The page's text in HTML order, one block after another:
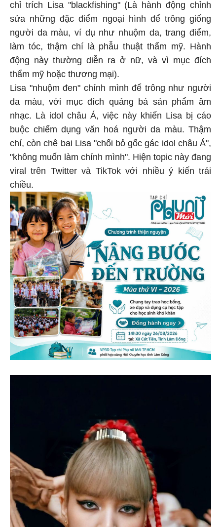
chỉ trích Lisa "blackfishing" (Là hành động chỉnh
sửa những đặc điểm ngoại hình để trông giống
người da màu, ví dụ như nhuộm da, trang điểm,
làm tóc, thậm chí là phẫu thuật thẩm mỹ. Hành
động này thường diễn ra ở nữ, và vì mục đích
thẩm mỹ hoặc thương mại).
Lisa "nhuộm đen" chính mình để trông như người
da màu, với mục đích quảng bá sản phẩm âm
nhạc. Là idol châu Á, việc này khiến Lisa bị cáo
buộc chiếm dụng văn hoá người da màu. Thậm
chí, còn chê bai Lisa "chối bỏ gốc gác idol châu Á",
"không muốn làm chính mình". Hiện topic này đang
viral trên Twitter và TikTok với nhiều ý kiến trái
chiều.